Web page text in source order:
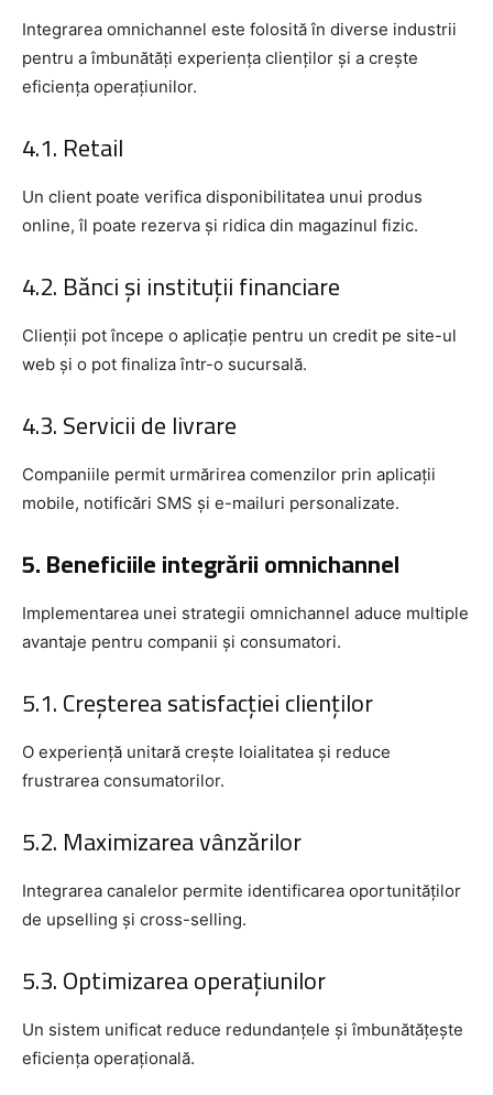
Integrarea omnichannel este folosită în diverse industrii
pentru a îmbunătăți experiența clienților și a crește
eficiența operațiunilor.
4.1. Retail
Un client poate verifica disponibilitatea unui produs
online, îl poate rezerva și ridica din magazinul fizic.
4.2. Bănci și instituții financiare
Clienții pot începe o aplicație pentru un credit pe site-ul
web și o pot finaliza într-o sucursală.
4.3. Servicii de livrare
Companiile permit urmărirea comenzilor prin aplicații
mobile, notificări SMS și e-mailuri personalizate.
5. Beneficiile integrării omnichannel
Implementarea unei strategii omnichannel aduce multiple
avantaje pentru companii și consumatori.
5.1. Creșterea satisfacției clienților
O experiență unitară crește loialitatea și reduce
frustrarea consumatorilor.
5.2. Maximizarea vânzărilor
Integrarea canalelor permite identificarea oportunităților
de upselling și cross-selling.
5.3. Optimizarea operațiunilor
Un sistem unificat reduce redundanțele și îmbunătățește
eficiența operațională.